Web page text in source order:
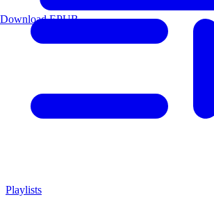
Playlists
Download EPUB